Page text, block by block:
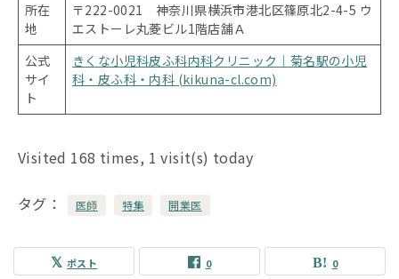
所在
地
〒222-0021 神奈川県横浜市港北区篠原北2-4-5 ウ
エストーレ丸菱ビル1階店舗Ａ
公式
サイ
ト
きくな小児科皮ふ科内科クリニック｜菊名駅の小児
科・皮ふ科・内科 (kikuna-cl.com)
Visited 168 times, 1 visit(s) today
タグ 医師 特集 開業医
ポスト 0 0